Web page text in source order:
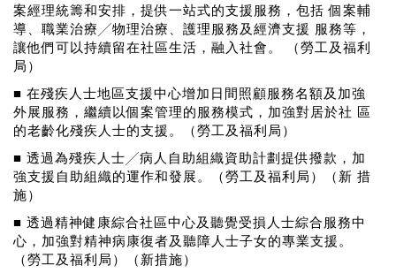
案經理統籌和安排，提供一站式的支援服務，包括 個案輔
導、職業治療╱物理治療、護理服務及經濟支援 服務等，
讓他們可以持續留在社區生活，融入社會。 （勞工及福利
局）
■ 在殘疾人士地區支援中心增加日間照顧服務名額及加強
外展服務，繼續以個案管理的服務模式，加強對居於社 區
的老齡化殘疾人士的支援。（勞工及福利局）
■ 透過為殘疾人士╱病人自助組織資助計劃提供撥款，加
強支援自助組織的運作和發展。（勞工及福利局）（新 措
施）
■ 透過精神健康綜合社區中心及聽覺受損人士綜合服務中
心，加強對精神病康復者及聽障人士子女的專業支援。
（勞工及福利局）（新措施）